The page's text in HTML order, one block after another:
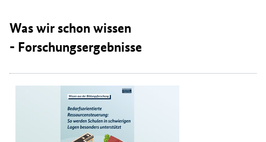
Was wir schon wissen
- Forschungsergebnisse